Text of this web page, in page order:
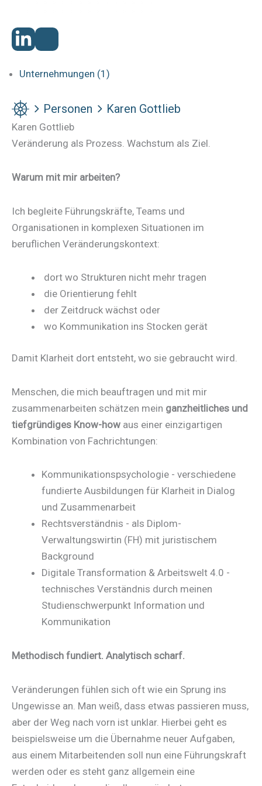
Unternehmungen (1)
Personen Karen Gottlieb
Karen Gottlieb
Veränderung als Prozess. Wachstum als Ziel.
Warum mit mir arbeiten?
Ich begleite Führungskräfte, Teams und
Organisationen in komplexen Situationen im
beruflichen Veränderungskontext:
dort wo Strukturen nicht mehr tragen
die Orientierung fehlt
der Zeitdruck wächst oder
wo Kommunikation ins Stocken gerät
Damit Klarheit dort entsteht, wo sie gebraucht wird.
Menschen, die mich beauftragen und mit mir
zusammenarbeiten schätzen mein ganzheitliches und
tiefgründiges Know-how aus einer einzigartigen
Kombination von Fachrichtungen:
Kommunikationspsychologie - verschiedene
fundierte Ausbildungen für Klarheit in Dialog
und Zusammenarbeit
Rechtsverständnis - als Diplom-
Verwaltungswirtin (FH) mit juristischem
Background
Digitale Transformation & Arbeitswelt 4.0 -
technisches Verständnis durch meinen
Studienschwerpunkt Information und
Kommunikation
Methodisch fundiert. Analytisch scharf.
Veränderungen fühlen sich oft wie ein Sprung ins
Ungewisse an. Man weiß, dass etwas passieren muss,
aber der Weg nach vorn ist unklar. Hierbei geht es
beispielsweise um die Übernahme neuer Aufgaben,
aus einem Mitarbeitenden soll nun eine Führungskraft
werden oder es steht ganz allgemein eine